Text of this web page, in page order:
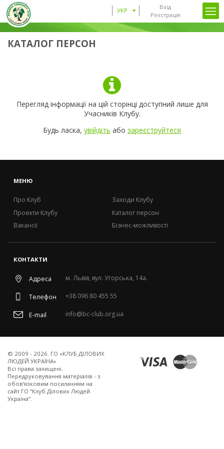
Вхід
Реєстрація
УКР
КАТАЛОГ ПЕРСОН
Перегляд інформації на цій сторінці доступний лише для
Учасників Клубу.
Будь ласка, увійдіть або зареєструйтеся
МЕНЮ
Про Клуб
Проекти Клубу
Вакансії
Заходи Клубу
Каталог персон
Бізнес-можливості
КОНТАКТИ
Адреса м. Львів, вул. Угорська, 14а.
Телефон +38 096 80 455 55
E-mail info@bc-club.org.ua
© 2009 - 2026. ГО «КЛУБ ДІЛОВИХ
ЛЮДЕЙ УКРАЇНА»
Всi права захищенi.
Передруковування матеріалів - з
обов’язковим посиланням на
сайт ГО “Клуб Ділових Людей
Україна”.